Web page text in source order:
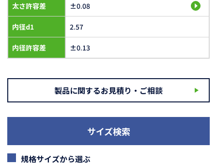
太さ許容差
内径d1
内径許容差
±0.08
2.57
±0.13
製品に関するお見積り・ご相談
サイズ検索
規格サイズから選ぶ